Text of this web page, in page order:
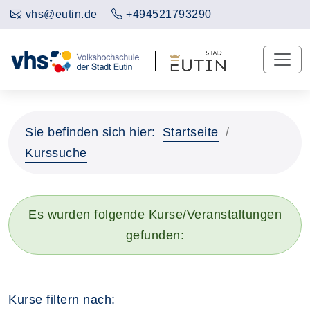
vhs@eutin.de +494521793290
Sie befinden sich hier:
Startseite
Kurssuche
Es wurden folgende Kurse/Veranstaltungen
gefunden:
Kurse filtern nach: